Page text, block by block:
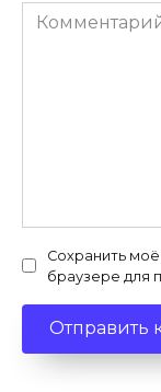
Комментарий
Сохранить
браузере для